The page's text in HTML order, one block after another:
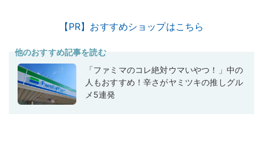
【PR】おすすめショップはこちら
他のおすすめ記事を読む
「ファミマのコレ絶対ウマいやつ！」中の
人もおすすめ！辛さがヤミツキの推しグル
メ5連発